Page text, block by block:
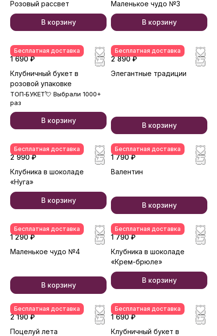
Розовый рассвет
В корзину
Маленькое чудо №3
В корзину
Бесплатная доставка
1 690 ₽
Клубничный букет в
розовой упаковке
ТОП‑БУКЕТ💘 Выбрали 1000+
раз
В корзину
Бесплатная доставка
2 890 ₽
Элегантные традиции
В корзину
Бесплатная доставка
2 990 ₽
Клубника в шоколаде
«Нуга»
В корзину
Бесплатная доставка
1 790 ₽
Валентин
В корзину
Бесплатная доставка
1 290 ₽
Маленькое чудо №4
В корзину
Бесплатная доставка
1 790 ₽
Клубника в шоколаде
«Крем-брюле»
В корзину
Бесплатная доставка
2 190 ₽
Поцелуй лета
Бесплатная доставка
1 690 ₽
Клубничный букет в